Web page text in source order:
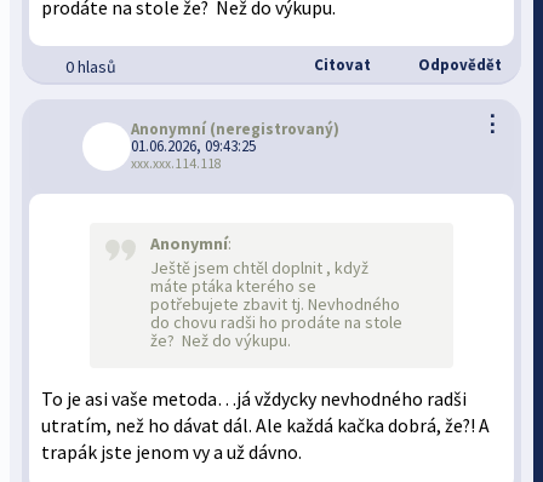
prodáte na stole že? Než do výkupu.
0 hlasů Citovat Odpovědět
⋮
Anonymní (neregistrovaný)
01.06.2026, 09:43:25
xxx.xxx.114.118
Anonymní:
Ještě jsem chtěl doplnit , když
máte ptáka kterého se
potřebujete zbavit tj. Nevhodného
do chovu radši ho prodáte na stole
že? Než do výkupu.
To je asi vaše metoda…já vždycky nevhodného radši
utratím, než ho dávat dál. Ale každá kačka dobrá, že?! A
trapák jste jenom vy a už dávno.